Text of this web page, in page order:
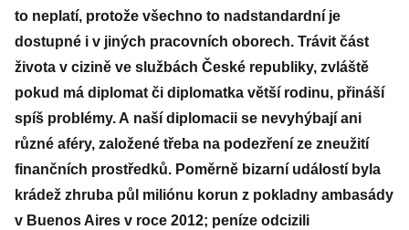
to neplatí, protože všechno to nadstandardní je
dostupné i v jiných pracovních oborech. Trávit část
života v cizině ve službách České republiky, zvláště
pokud má diplomat či diplomatka větší rodinu, přináší
spíš problémy. A naší diplomacii se nevyhýbají ani
různé aféry, založené třeba na podezření ze zneužití
finančních prostředků. Poměrně bizarní událostí byla
krádež zhruba půl miliónu korun z pokladny ambasády
v Buenos Aires v roce 2012; peníze odcizili